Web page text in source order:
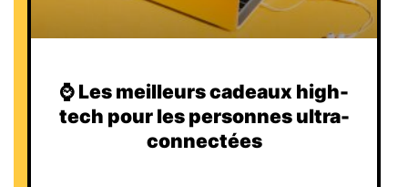
⌚️ Les meilleurs cadeaux high-
tech pour les personnes ultra-
connectées